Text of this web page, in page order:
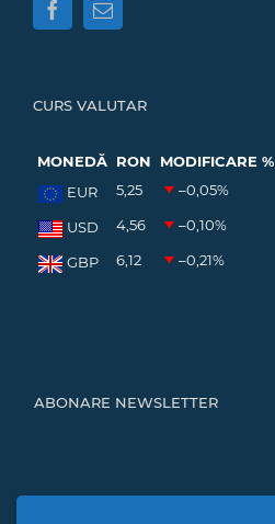
CURS VALUTAR
MONEDĂ RON
MODIFICARE %
EUR
5,25 –0,05%
USD 4,56 –0,10%
GBP 6,12 –0,21%
ABONARE NEWSLETTER